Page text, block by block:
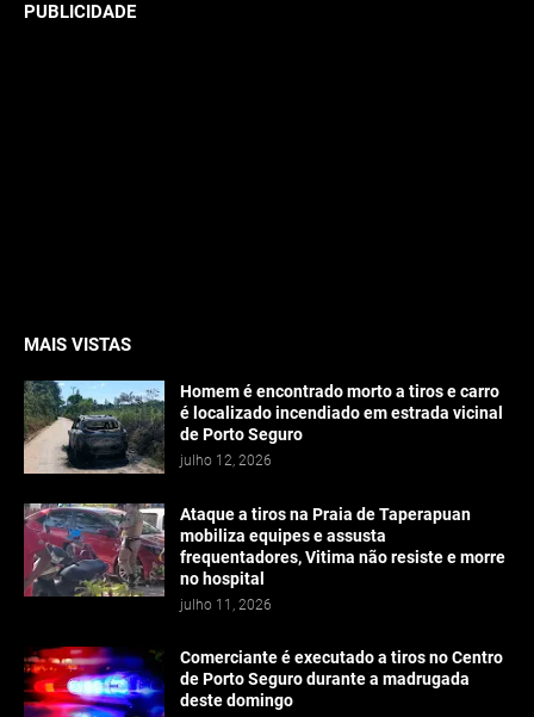
PUBLICIDADE
MAIS VISTAS
Homem é encontrado morto a tiros e carro
é localizado incendiado em estrada vicinal
de Porto Seguro
julho 12, 2026
Ataque a tiros na Praia de Taperapuan
mobiliza equipes e assusta
frequentadores, Vitima não resiste e morre
no hospital
julho 11, 2026
Comerciante é executado a tiros no Centro
de Porto Seguro durante a madrugada
deste domingo